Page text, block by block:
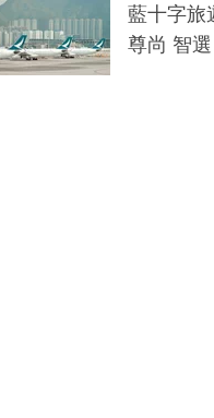
藍十字旅
尊尚 智